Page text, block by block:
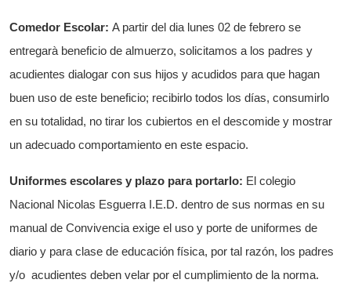
Comedor Escolar: A partir del dia lunes 02 de febrero se
entregarà beneficio de almuerzo, solicitamos a los padres y
acudientes dialogar con sus hijos y acudidos para que hagan
buen uso de este beneficio; recibirlo todos los días, consumirlo
en su totalidad, no tirar los cubiertos en el descomide y mostrar
un adecuado comportamiento en este espacio.
Uniformes escolares y plazo para portarlo: El colegio
Nacional Nicolas Esguerra I.E.D. dentro de sus normas en su
manual de Convivencia exige el uso y porte de uniformes de
diario y para clase de educación física, por tal razón, los padres
y/o acudientes deben velar por el cumplimiento de la norma.